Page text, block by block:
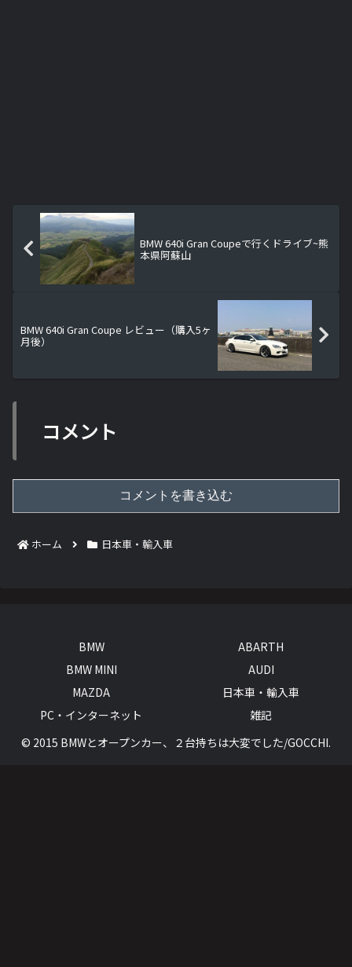
BMW 640i Gran Coupeで行くドライブ~熊
本県阿蘇山
BMW 640i Gran Coupe レビュー（購入5ヶ
月後）
コメント
コメントを書き込む
ホーム 日本車・輸入車
BMW
ABARTH
BMW MINI
AUDI
MAZDA
日本車・輸入車
PC・インターネット
雑記
© 2015 BMWとオープンカー、２台持ちは大変でした/GOCCHI.